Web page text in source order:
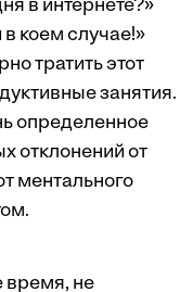
в интернете?»
в коем случае!»
тратить этот
занятия.
определенное
отклонений от
ментального
время, не